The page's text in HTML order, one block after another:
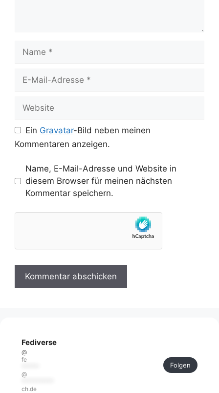
Mail-
Ein Gravatar-Bild neben meinen
Kommentaren anzeigen.
Name, E-Mail-Adresse und Website in
diesem Browser für meinen nächsten
Kommentar speichern.
Fediverse
@
fe
@
ch.de
Folgen